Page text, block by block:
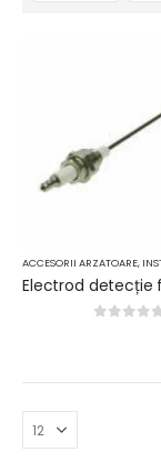
ACCESORII ARZATOARE,